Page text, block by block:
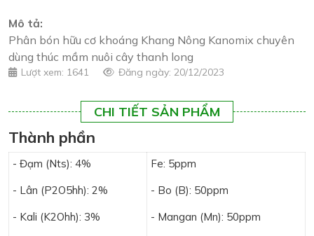
Mô tả:
Phân bón hữu cơ khoáng Khang Nông Kanomix chuyên
dùng thúc mầm nuôi cây thanh long
Lượt xem: 1641 Đăng ngày: 20/12/2023
CHI TIẾT SẢN PHẨM
Thành phần
- Đạm (Nts): 4%
- Lân (P2O5hh): 2%
- Kali (K2Ohh): 3%
Fe: 5ppm
- Bo (B): 50ppm
- Mangan (Mn): 50ppm